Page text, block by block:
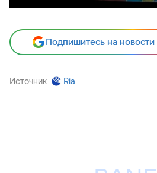
Подпишитесь на
Источник Ria